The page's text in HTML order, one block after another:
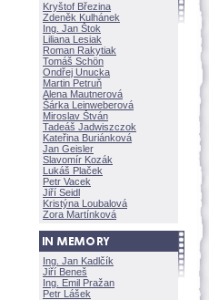
Kryštof Březina
Zdeněk Kulhánek
Ing. Jan Štok
Liliana Lesiak
Roman Rakytiak
Tomáš Schön
Ondřej Unucka
Martin Petruň
Alena Mautnerov
rka Leinweberov
Miroslav Štván
Tadeáš Jadwiszczok
Kateřina Buriánkov
Jan Geisler
Slavomír Kozák
Lukáš Plaček
Petr Vacek
Jiří Seidl
Kristýna Loubalov
Zora Martínkov
Ing. Jan Kadlčík
Jiří Bene
Ing. Emil Pražan
Petr Lášek